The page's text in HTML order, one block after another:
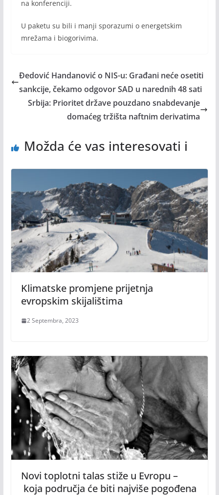
na konferenciji.
U paketu su bili i manji sporazumi o energetskim
mrežama i biogorivima.
Đedović Handanović o NIS-u: Građani neće osetiti
sankcije, čekamo odgovor SAD u narednih 48 sati
Srbija: Prioritet države pouzdano snabdevanje
domaćeg tržišta naftnim derivatima
Možda će vas interesovati i
Klimatske promjene prijetnja
evropskim skijalištima
2 Septembra, 2023
Novi toplotni talas stiže u Evropu –
koja područja će biti najviše pogođena